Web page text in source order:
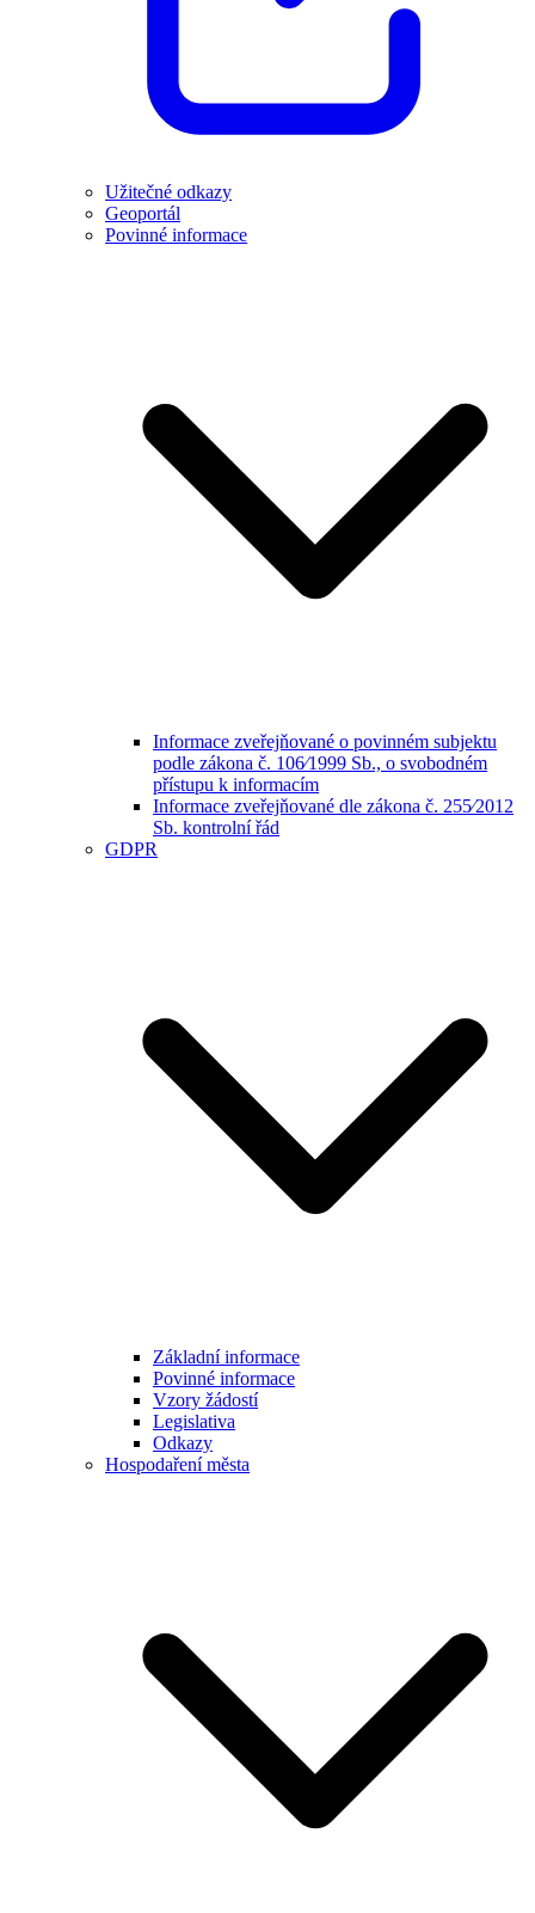
Užitečné odkazy
Geoportál
Povinné informace
Informace zveřejňované o povinném subjektu
podle zákona č. 106⁄1999 Sb., o svobodném
přístupu k informacím
Informace zveřejňované dle zákona č. 255⁄2012
Sb. kontrolní řád
GDPR
Základní informace
Povinné informace
Vzory žádostí
Legislativa
Odkazy
Hospodaření města